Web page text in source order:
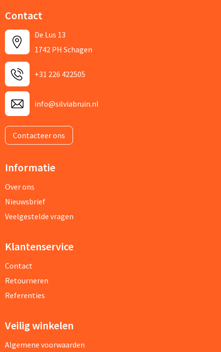
Contact
De Lus 13
1742 PH Schagen
+31 226 422505
info@silviabruin.nl
Contacteer ons
Informatie
Over ons
Nieuwsbrief
Veelgestelde vragen
Klantenservice
Contact
Retourneren
Referenties
Veilig winkelen
Algemene voorwaarden